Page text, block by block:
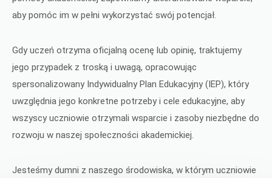
aby pomóc im w pełni wykorzystać swój potencjał.
Gdy uczeń otrzyma oficjalną ocenę lub opinię, traktujemy
jego przypadek z troską i uwagą, opracowując
spersonalizowany Indywidualny Plan Edukacyjny (IEP), który
uwzględnia jego konkretne potrzeby i cele edukacyjne, aby
wszyscy uczniowie otrzymali wsparcie i zasoby niezbędne do
rozwoju w naszej społeczności akademickiej.
Jesteśmy dumni z naszego środowiska, w którym uczniowie